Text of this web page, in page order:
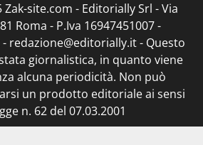
site.com - Editorially Srl - Via
Roma - P.Iva 16947451007 -
redazione@editorially.it - Questo
giornalistica, in quanto viene
alcuna periodicità. Non può
un prodotto editoriale ai sensi
n. 62 del 07.03.2001